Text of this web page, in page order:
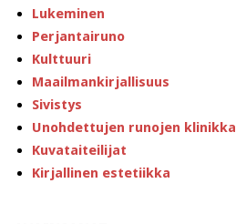
Lukeminen
Perjantairuno
Kulttuuri
Maailmankirjallisuus
Sivistys
Unohdettujen runojen klinikka
Kuvataiteilijat
Kirjallinen estetiikka